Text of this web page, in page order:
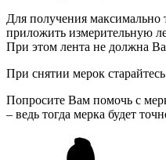
Для получения максимально
приложить измерительную
При этом лента не должна
При снятии мерок
Попросите Вам помочь с
– ведь тогда мерка будет